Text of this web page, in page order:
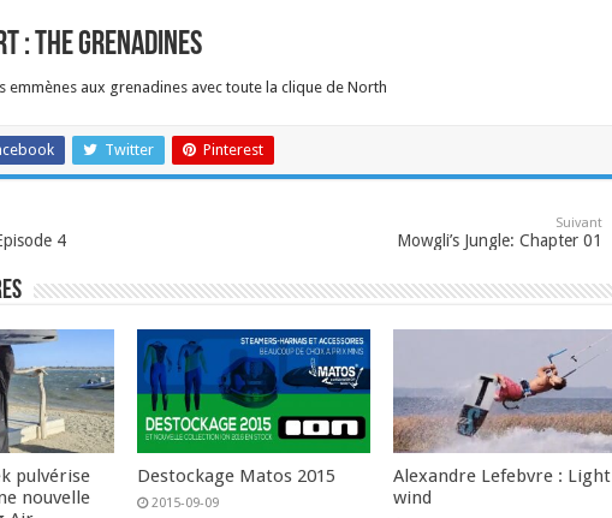
: The Grenadines
emmènes aux grenadines avec toute la clique de North
Twitter Pinterest
4
Suivant
Mowgli’s Jungle: Chapter 01
pulvérise
nouvelle
Destockage Matos 2015
2015-09-09
Alexandre Lefebvre : Light
wind